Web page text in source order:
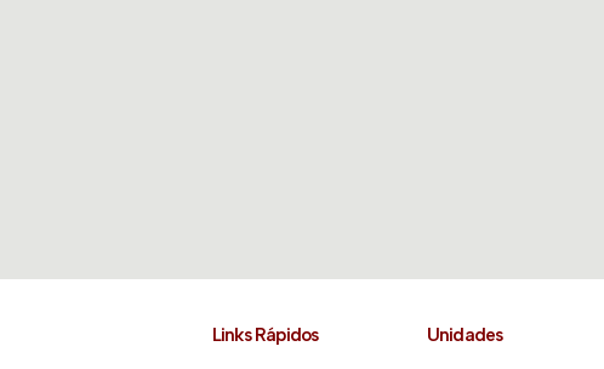
Links Rápidos Unidades